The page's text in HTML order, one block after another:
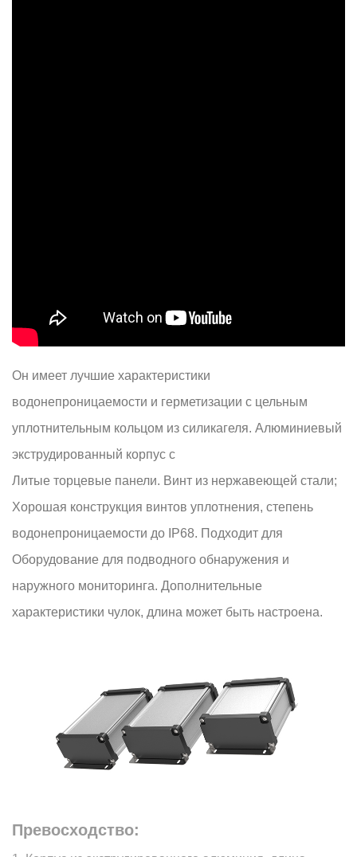
Он имеет лучшие характеристики
водонепроницаемости и герметизации с цельным
уплотнительным кольцом из силикагеля. Алюминиевый
экструдированный корпус с
Литые торцевые панели. Винт из нержавеющей стали;
Хорошая конструкция винтов уплотнения, степень
водонепроницаемости до IP68. Подходит для
Оборудование для подводного обнаружения и
наружного мониторинга. Дополнительные
характеристики чулок, длина может быть настроена.
Превосходство: